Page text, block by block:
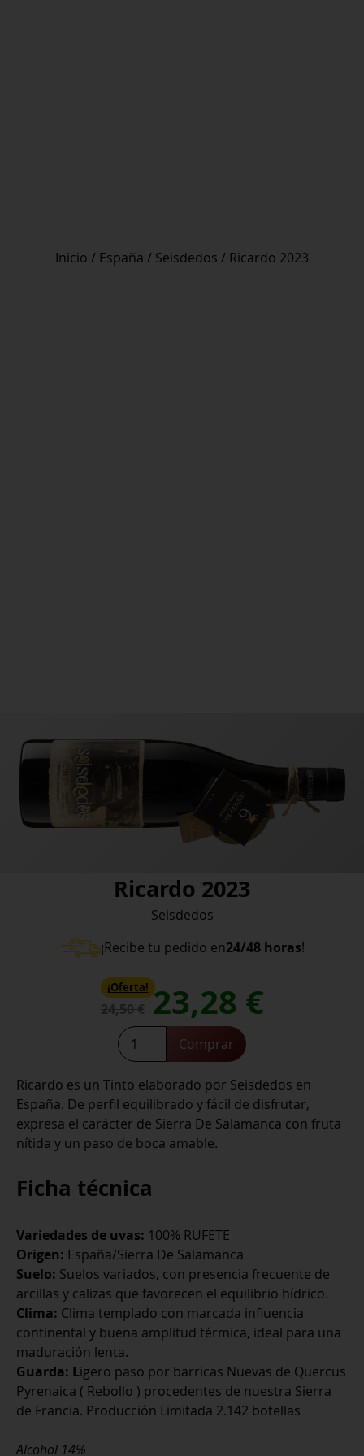
Inicio / España / Seisdedos / Ricardo 2023
Ricardo 2023
Seisdedos
¡Recibe tu pedido en24/48 horas!
¡Oferta!
24,50€ 23,28 €
Ricardo
2023
Comprar
Ricardo es un Tinto elaborado por Seisdedos en
España. De perfil equilibrado y fácil de disfrutar,
expresa el carácter de Sierra De Salamanca con fruta
nítida y un paso de boca amable.
Ficha técnica
Variedades de uvas: 100% RUFETE
Origen: España/Sierra De Salamanca
Suelo: Suelos variados, con presencia frecuente de
arcillas y calizas que favorecen el equilibrio hídrico.
Clima: Clima templado con marcada influencia
continental y buena amplitud térmica, ideal para una
maduración lenta.
Guarda: Ligero paso por barricas Nuevas de Quercus
Pyrenaica ( Rebollo ) procedentes de nuestra Sierra
de Francia. Producción Limitada 2.142 botellas
Alcohol 14%